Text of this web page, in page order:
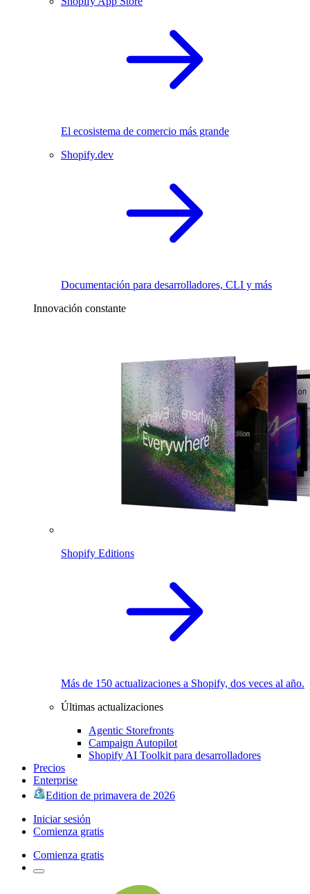
El ecosistema de comercio más grande
Shopify.dev
Documentación para desarrolladores, CLI y más
Innovación constante
Shopify Editions
Más de 150 actualizaciones a Shopify, dos veces al año.
Últimas actualizaciones
Agentic Storefronts
Campaign Autopilot
Shopify AI Toolkit para desarrolladores
Precios
Enterprise
Edition de primavera de 2026
Iniciar sesión
Comienza gratis
Comienza gratis